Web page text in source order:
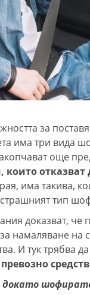
за
има три вида
още
които
има такива,
тип
доказват, че
намаляване на
И тук трябва
докато